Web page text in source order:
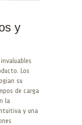
y
Los
su
de carga
la
y una